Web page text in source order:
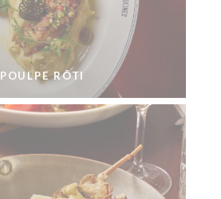
POULPE RÔTI